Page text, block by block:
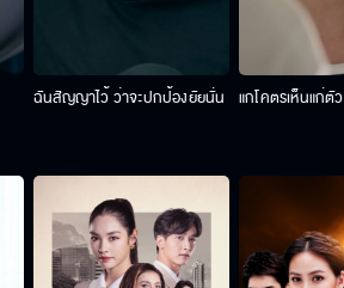
ฉันสัญญาไว้ ว่าจะปกป้องยัยนั่น แกโคตรเห็นแก่ตั